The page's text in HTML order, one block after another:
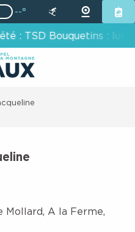
D’accueil Actuelle Hiver :
Page D’accueil Actuelle
Bouquetins :
--°
Mollard, A la Ferme,